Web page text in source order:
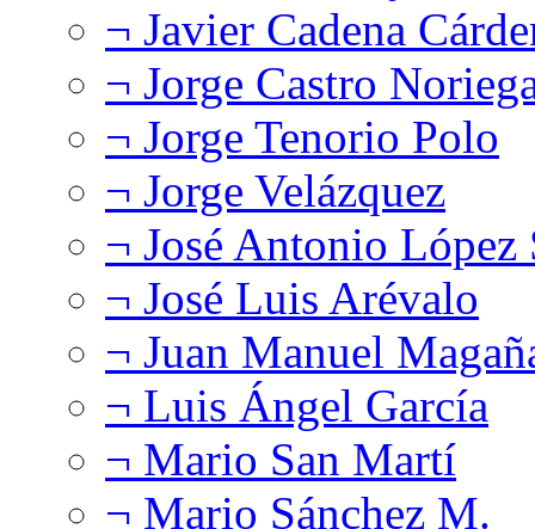
¬ Javier Cadena
¬ Jorge Castro
¬ Jorge Tenorio Polo
¬ Jorge Velázquez
¬ José Antonio López
¬ José Luis Arévalo
¬ Juan Manuel
¬ Luis Ángel García
¬ Mario San Martí
¬ Mario Sánchez M.